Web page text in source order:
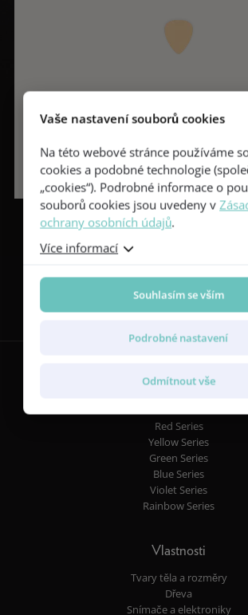
Sledujte nás
Red Series
Yellow Series
Green Series
Blue Series
Violet Series
Rainbow Series
Vlastnosti
Tvary těla a rozměry
Dřeva
Snímače a elektroniky
Vaše nastavení souborů cookies
Na této webové stránce používáme
cookies a podobné technologie
„cookies“). Podrobné informace o
souborů cookies jsou uvedeny v
ochrany osobních údajů.
Více informací
Souhlasím se vším
Podrobné nastavení
Odmítnout vše